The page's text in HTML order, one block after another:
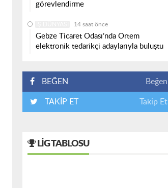
görevlendirme
14 saat önce
Gebze Ticaret Odası’nda Ortem
elektronik tedarikçi adaylarıyla buluştu
BEĞEN Beğen
TAKİP ET Takip Et
LIG TABLOSU